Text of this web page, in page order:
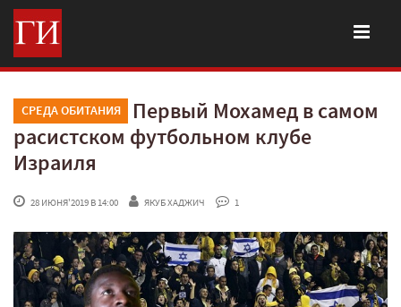
СРЕДА ОБИТАНИЯ
Первый Мохамед в самом
расистском футбольном клубе
Израиля
28 ИЮНЯ'2019 В 14:00 ЯКУБ ХАДЖИЧ 1